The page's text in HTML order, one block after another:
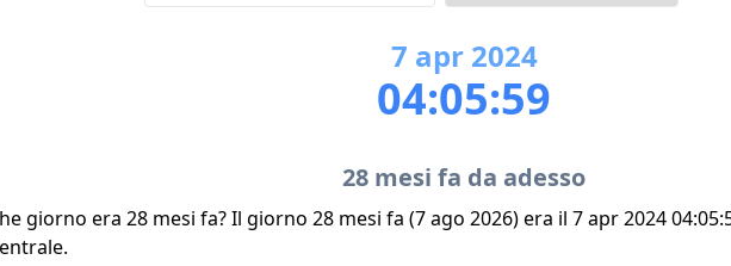
7 apr 2024
04:05:59
28 mesi fa da adesso
giorno era 28 mesi fa? Il giorno 28 mesi fa (7 ago 2026) era il 7 apr 2024